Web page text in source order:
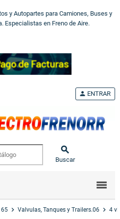
y Autopartes para Camiones, Buses y
Especialistas en Freno de Aire.

Buscar
person ENTRAR
65 chevron_right Valvulas, Tanques y Trailers.06 chevron_right 4